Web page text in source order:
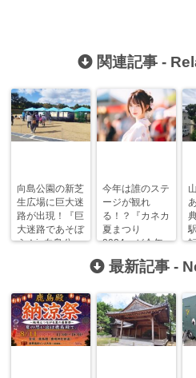
関連記事 -
向島公園の新芝
生広場に巨大迷
路が出現！『巨
大迷路であそぼ
う！in向島公
今年は誰のステ
ージが観れ
る！？『カネカ
夏まつり
2024』が今年
も開催されるそ
うです！
最新記事 -